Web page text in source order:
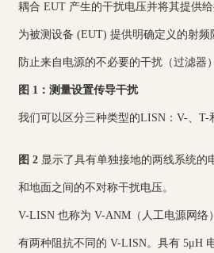
耦合 EUT 产生的干扰电压并将其提供给
为被测设备 (EUT) 提供
防止来自电源的不必要的干扰（过滤
图 1：测量设置传导干扰
我们可以区分三种类型的LISN：V-、T-
图 2 显示了具有单独接地的两线系统
和地面之间的不对称干扰电压。
V-LISN 也称为 V-ANM（人工电源网
有两种阻抗不同的 V-LISN。具有 5μH